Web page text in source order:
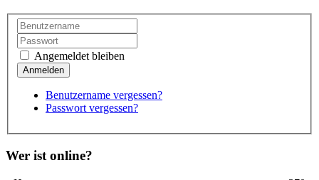
Angemeldet bleiben
Benutzername vergessen?
Passwort vergessen?
Wer ist online?